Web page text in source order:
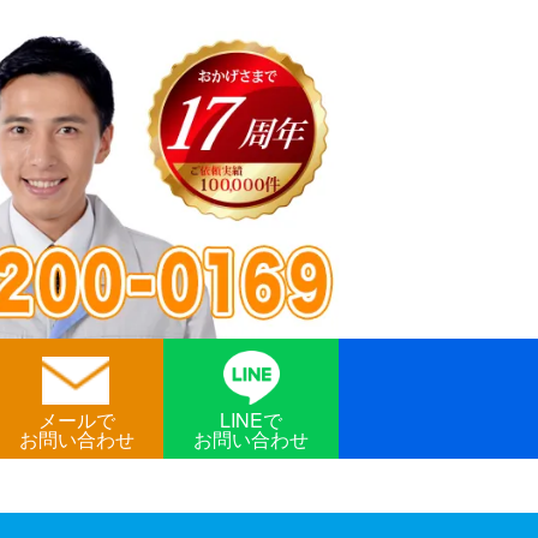
メールで
お問い合わせ
LINEで
お問い合わせ